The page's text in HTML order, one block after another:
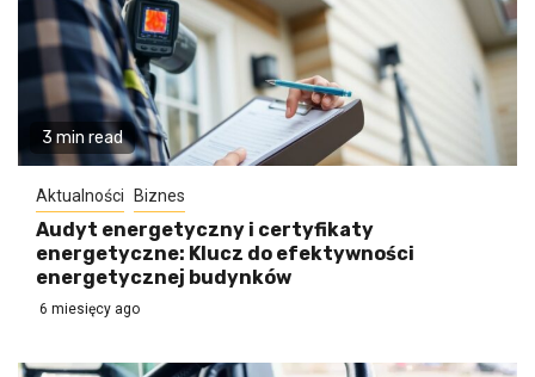
3 min read
Aktualności Biznes
Audyt energetyczny i certyfikaty
energetyczne: Klucz do efektywności
energetycznej budynków
6 miesięcy ago